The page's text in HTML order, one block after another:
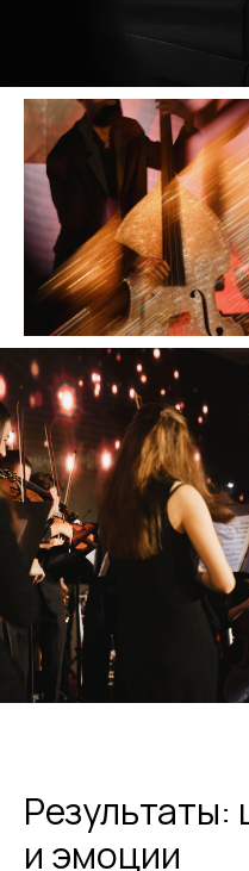
Результаты:
и эмоции